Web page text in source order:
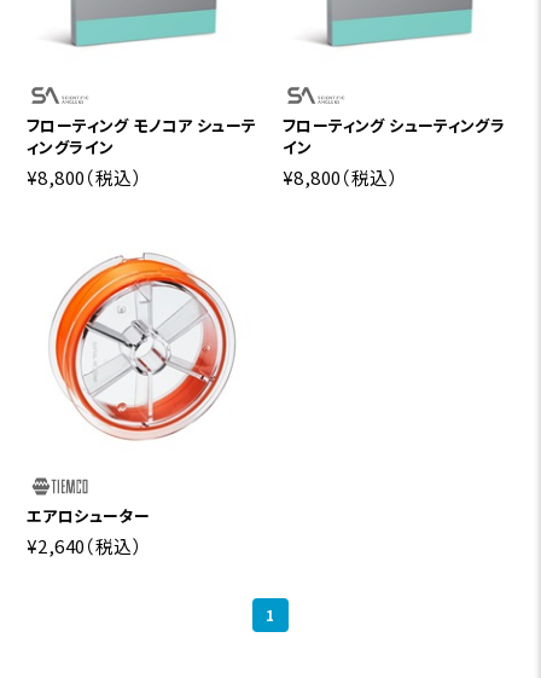
フローティング モノコア シューテ
ィングライン
¥8,800（税込）
フローティング シューティングラ
イン
¥8,800（税込）
エアロシューター
¥2,640（税込）
1